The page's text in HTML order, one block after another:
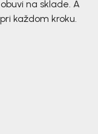
na sklade. A
každom kroku.